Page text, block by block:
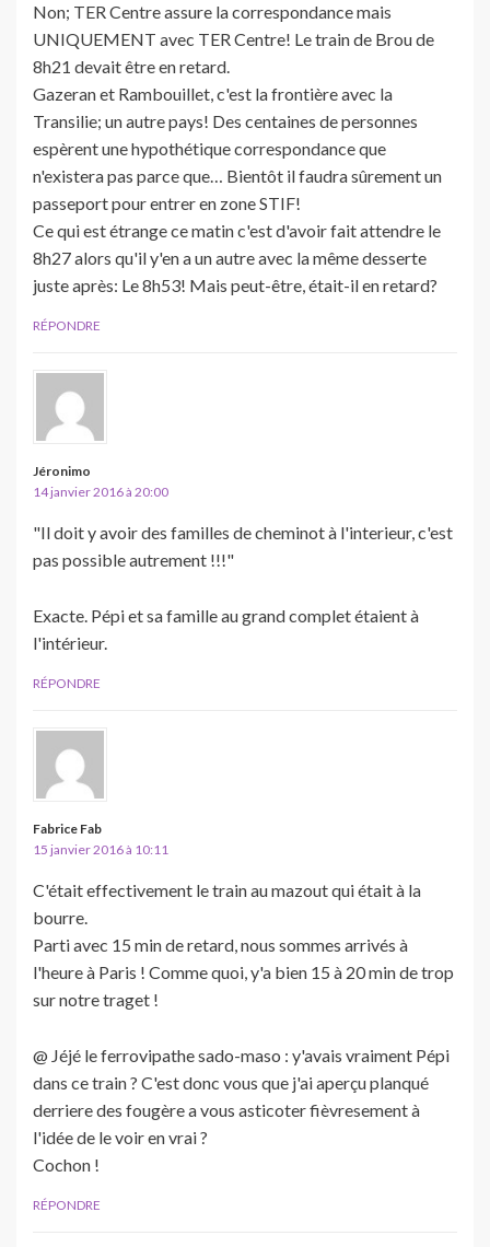
Non; TER Centre assure la correspondance mais
UNIQUEMENT avec TER Centre! Le train de Brou de
8h21 devait être en retard.
Gazeran et Rambouillet, c'est la frontière avec la
Transilie; un autre pays! Des centaines de personnes
espèrent une hypothétique correspondance que
n'existera pas parce que… Bientôt il faudra sûrement un
passeport pour entrer en zone STIF!
Ce qui est étrange ce matin c'est d'avoir fait attendre le
8h27 alors qu'il y'en a un autre avec la même desserte
juste après: Le 8h53! Mais peut-être, était-il en retard?
RÉPONDRE
Jéronimo
14 janvier 2016 à 20:00
"Il doit y avoir des familles de cheminot à l'interieur, c'est
pas possible autrement !!!"
Exacte. Pépi et sa famille au grand complet étaient à
l'intérieur.
RÉPONDRE
Fabrice Fab
15 janvier 2016 à 10:11
C'était effectivement le train au mazout qui était à la
bourre.
Parti avec 15 min de retard, nous sommes arrivés à
l'heure à Paris ! Comme quoi, y'a bien 15 à 20 min de trop
sur notre traget !
@ Jéjé le ferrovipathe sado-maso : y'avais vraiment Pépi
dans ce train ? C'est donc vous que j'ai aperçu planqué
derriere des fougère a vous asticoter fièvresement à
l'idée de le voir en vrai ?
Cochon !
RÉPONDRE